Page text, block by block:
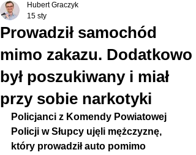
Prowadził samochód
mimo zakazu. Dodatkowo
był poszukiwany i miał
przy sobie narkotyki
Hubert Graczyk
15 sty
Policjanci z Komendy Powiatowej
Policji w Słupcy ujęli mężczyznę,
który prowadził auto pomimo